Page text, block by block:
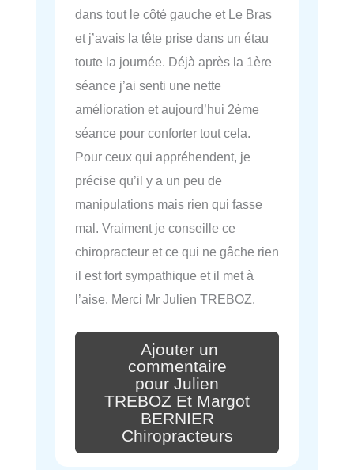
dans tout le côté gauche et Le Bras
et j’avais la tête prise dans un étau
toute la journée. Déjà après la 1ère
séance j’ai senti une nette
amélioration et aujourd’hui 2ème
séance pour conforter tout cela.
Pour ceux qui appréhendent, je
précise qu’il y a un peu de
manipulations mais rien qui fasse
mal. Vraiment je conseille ce
chiropracteur et ce qui ne gâche rien
il est fort sympathique et il met à
l’aise. Merci Mr Julien TREBOZ.
Ajouter un
commentaire
pour Julien
TREBOZ Et Margot
BERNIER
Chiropracteurs